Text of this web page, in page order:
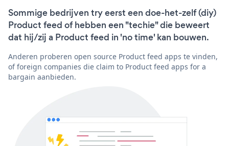
Sommige bedrijven try eerst een doe-het-zelf (diy)
Product feed of hebben een "techie" die beweert
dat hij/zij a Product feed in 'no time' kan bouwen.
Anderen proberen open source Product feed apps te vinden,
of foreign companies die claim to Product feed apps for a
bargain aanbieden.